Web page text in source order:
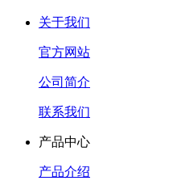
关于我们
官方网站
公司简介
联系我们
产品中心
产品介绍